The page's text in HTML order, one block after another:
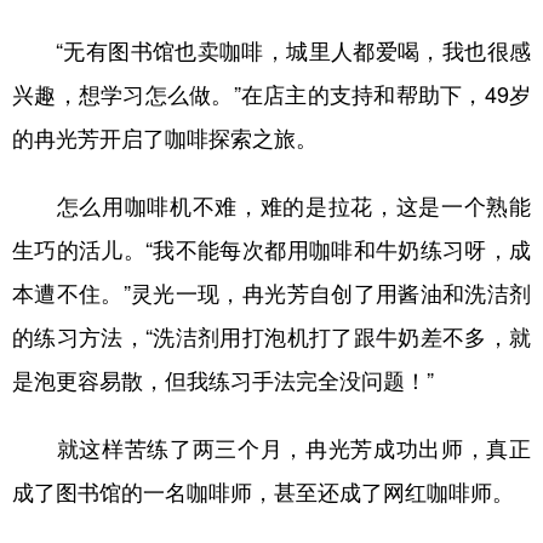
“无有图书馆也卖咖啡，城里人都爱喝，我也很感
兴趣，想学习怎么做。”在店主的支持和帮助下，49岁
的冉光芳开启了咖啡探索之旅。
怎么用咖啡机不难，难的是拉花，这是一个熟能
生巧的活儿。“我不能每次都用咖啡和牛奶练习呀，成
本遭不住。”灵光一现，冉光芳自创了用酱油和洗洁剂
的练习方法，“洗洁剂用打泡机打了跟牛奶差不多，就
是泡更容易散，但我练习手法完全没问题！”
就这样苦练了两三个月，冉光芳成功出师，真正
成了图书馆的一名咖啡师，甚至还成了网红咖啡师。